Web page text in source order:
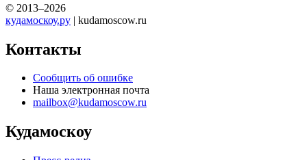
© 2013–2026
кудамоскоу.ру | kudamoscow.ru
Контакты
Сообщить об ошибке
Наша электронная почта
mailbox@kudamoscow.ru
Кудамоскоу